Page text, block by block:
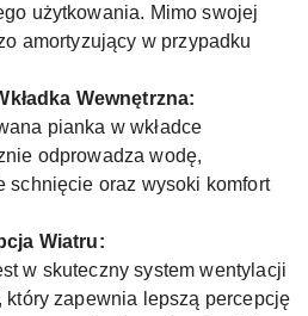
użytkowania. Mimo swojej
amortyzujący w przypadku
Wewnętrzna:
pianka w wkładce
odprowadza wodę,
schnięcie oraz wysoki komfort
Wiatru:
w skuteczny system wentylacji
który zapewnia lepszą percepcję